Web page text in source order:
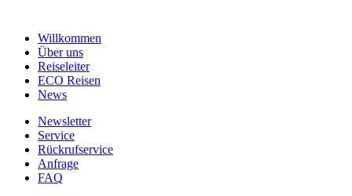
Willkommen
Über uns
Reiseleiter
ECO Reisen
News
Newsletter
Service
Rückrufservice
Anfrage
FAQ